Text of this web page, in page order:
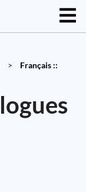
> Français ::